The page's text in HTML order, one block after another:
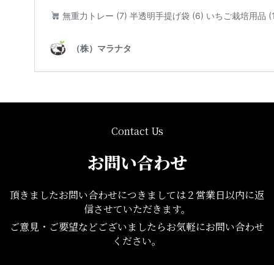
Contact Us
お問い合わせ
頂きましたお問い合わせにつきましては２営業日以内に返
信させていただきます。
ご意見・ご要望などございましたらお気軽にお問い合わせ
ください。